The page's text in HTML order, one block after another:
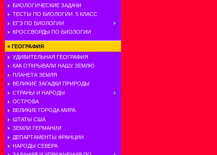
БИОЛОГИЧЕСКИЕ ЗАДАЧИ
ТЕСТЫ ПО БИОЛОГИИ. 5 КЛАСС
ЕГЭ ПО БИОЛОГИИ
КРОССВОРДЫ ПО БИОЛОГИИ
» ГЕОГРАФИЯ
УДИВИТЕЛЬНАЯ ГЕОГРАФИЯ
КАК ОТКРЫВАЛИ НАШУ ЗЕМЛЮ
ПЛАНЕТА ЗЕМЛЯ
ВЕЛИКИЕ ЗАГАДКИ ПРИРОДЫ
СТРАНЫ И НАРОДЫ
ОСТРОВА
ВЕЛИКИЕ ГОРОДА МИРА
ШТАТЫ США
ЗЕМЛИ ГЕРМАНИИ
ДЕПАРТАМЕНТЫ ФРАНЦИИ
НАРОДЫ СЕВЕРА